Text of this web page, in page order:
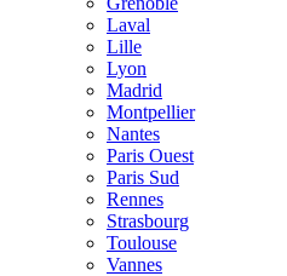
Laval
Lille
Lyon
Madrid
Montpellier
Nantes
Paris Ouest
Paris Sud
Rennes
Strasbourg
Toulouse
Vannes